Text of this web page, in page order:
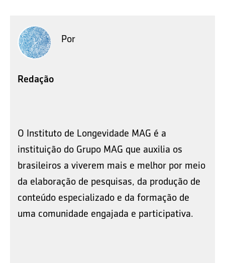
Por
Redação
O Instituto de Longevidade MAG é a
instituição do Grupo MAG que auxilia os
brasileiros a viverem mais e melhor por meio
da elaboração de pesquisas, da produção de
conteúdo especializado e da formação de
uma comunidade engajada e participativa.